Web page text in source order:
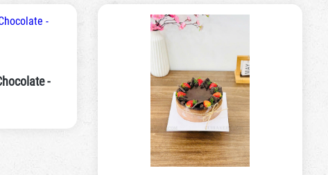
-